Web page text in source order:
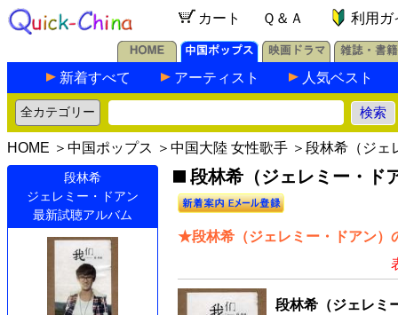
カート Ｑ＆Ａ 利用ガ
新着すべて アーティスト 人気ベスト
HOME ＞ 中国ポップス ＞ 中国大陸 女性歌手 ＞段林希（ジェ
段林希
ジェレミー・ドアン
最新試聴アルバム
段林希（ジェレミー・ド
★段林希（ジェレミー・ドアン）
段林希（ジェレミ